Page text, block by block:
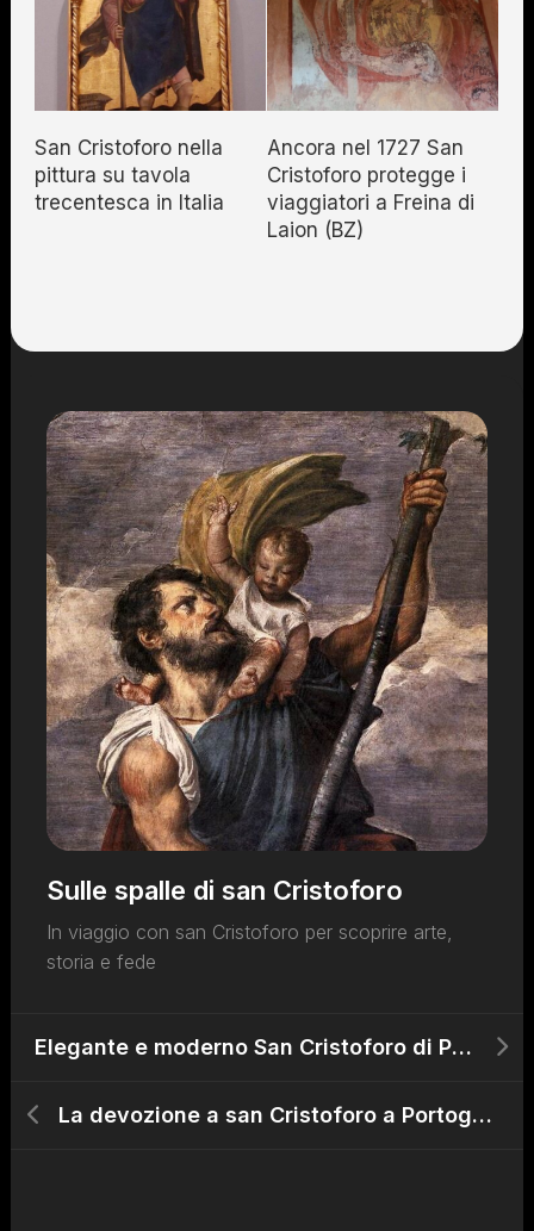
San Cristoforo nella
pittura su tavola
trecentesca in Italia
Ancora nel 1727 San
Cristoforo protegge i
viaggiatori a Freina di
Laion (BZ)
Sulle spalle di san Cristoforo
In viaggio con san Cristoforo per scoprire arte,
storia e fede
Elegante e moderno San Cristoforo di Paris Bordon
La devozione a san Cristoforo a Portogruaro dal X secolo a oggi